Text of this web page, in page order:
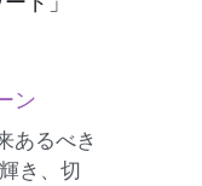
ド」